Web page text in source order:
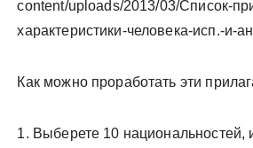
content/uploads/2013/03/Список-
характеристики-человека-исп.-и-
Как можно проработать эти
1. Выберете 10 национальностей,